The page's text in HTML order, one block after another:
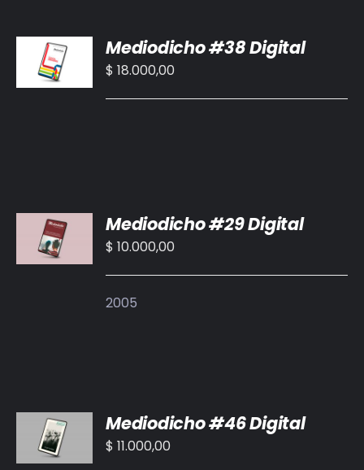
AL
CARRITO
/
Mediodicho #38 Digital
$ 18.000,00
AL
CARRITO
/
Mediodicho #29 Digital
$ 10.000,00
2005
AL
CARRITO
/
Mediodicho #46 Digital
$ 11.000,00